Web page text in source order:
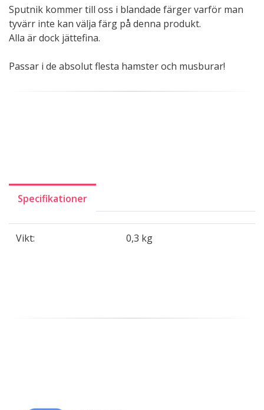
Sputnik kommer till oss i blandade färger varför man
tyvärr inte kan välja färg på denna produkt.
Alla är dock jättefina.
Passar i de absolut flesta hamster och musburar!
Specifikationer
Vikt: 0,3 kg